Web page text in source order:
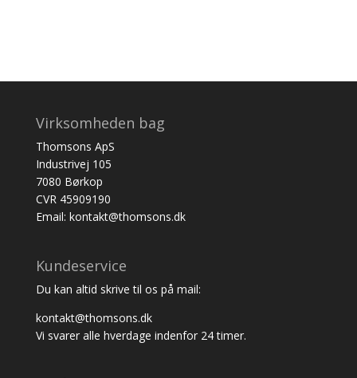
Virksomheden bag
Thomsons ApS
Industrivej 105
7080 Børkop
CVR 45909190
Email: kontakt@thomsons.dk
Kundeservice
Du kan altid skrive til os på mail:
kontakt@thomsons.dk
Vi svarer alle hverdage indenfor 24 timer.